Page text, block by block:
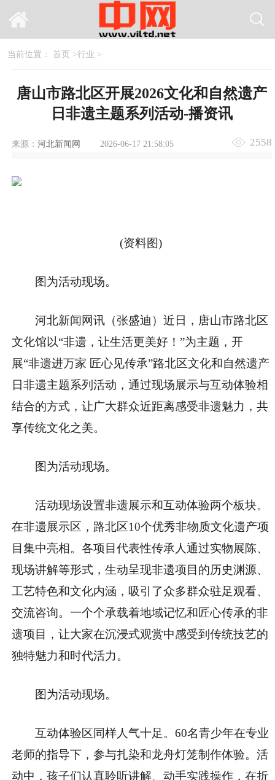
当前位置： 首页 >行业 >
唐山市路北区开展2026文化和自然遗产
日非遗主题系列活动-播资讯
来源： 河北新闻网 2026-06-17 21:58:05 2558
(资料图)
图为活动现场。
河北新闻网讯（张盛迪）近日，唐山市路北区
文化馆以“非遗，让生活更美好！”为主题，开
展“非遗进万家 匠心见传承”路北区文化和自然遗产
日非遗主题系列活动，通过现场展示与互动体验相
结合的方式，让广大群众近距离感受非遗魅力，共
享传统文化之美。
图为活动现场。
活动现场设置非遗展示和互动体验两个板块。
在非遗展示区，路北区10个优秀非物质文化遗产项
目集中亮相。各项目代表性传承人通过实物展陈、
现场讲解等形式，生动呈现非遗项目的历史渊源、
工艺特色和文化内涵，吸引了众多群众驻足观看、
交流咨询。一个个承载着地域记忆和匠心传承的非
遗项目，让大家在沉浸式观赏中感受到传统技艺的
独特魅力和时代活力。
图为活动现场。
互动体验区同样人气十足。60名青少年在专业
老师的指导下，参与扎染和龙舟灯笼制作体验。活
动中，孩子们认真聆听讲解、动手实践操作，在折